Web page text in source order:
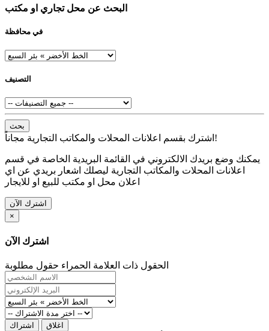
البحث عن محل تجاري او مكتب
في محافظة
التصنيف
بحث
اشترك بقسم اعلانات المحلات والمكاتب التجارية مجاناً!
يمكنك وضع بريدك الالكتروني في القائمة البريدية الخاصة في قسم
اعلانات المحلات والمكاتب التجارية ليصلك اشعار بريدي عن اي
اعلان محل او مكتب للبيع او للايجار
اشترك الآن
×
اشترك الآن
الحقول ذات العلامة الحمراء حقول مطلوبة
اشتراك اغلاق